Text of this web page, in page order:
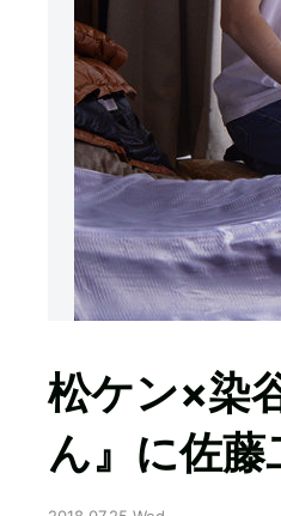
松ケン×染
ん』に佐藤